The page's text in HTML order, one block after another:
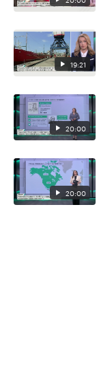
19:21
20:00
20:00